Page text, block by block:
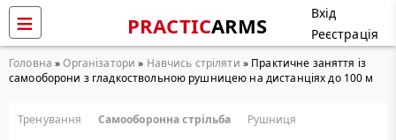
PRACTICARMS
Вхід
Реєстрація
Головна »Організатори » Навчись стріляти » Практичне заняття із
самооборони з гладкоствольною рушницею на дистанціях до 100 м
Тренування Самооборонна стрільба Рушниця